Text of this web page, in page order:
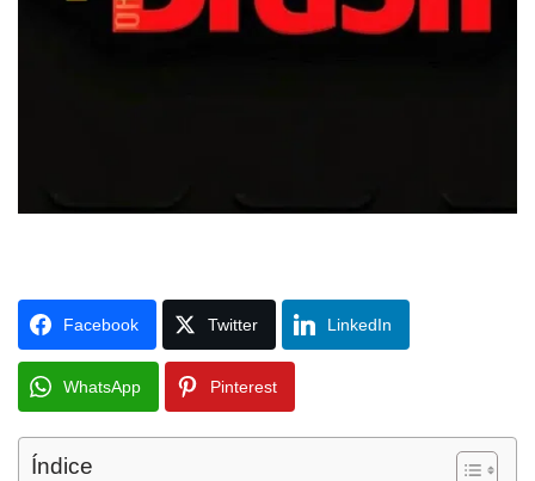
Facebook Twitter LinkedIn
WhatsApp Pinterest
Índice